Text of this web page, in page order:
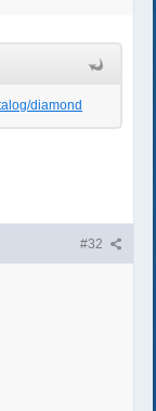
diamond
#32